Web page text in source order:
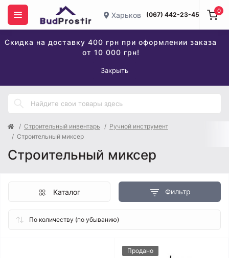
Харьков (067) 442-23-45
Скидка на доставку 400 грн при оформлении заказа
от 10 000 грн!
Закрыть
0
Строительный инвентарь
Ручной инструмент
Строительный миксер
Строительный миксер
Фильтр
Каталог
Продано